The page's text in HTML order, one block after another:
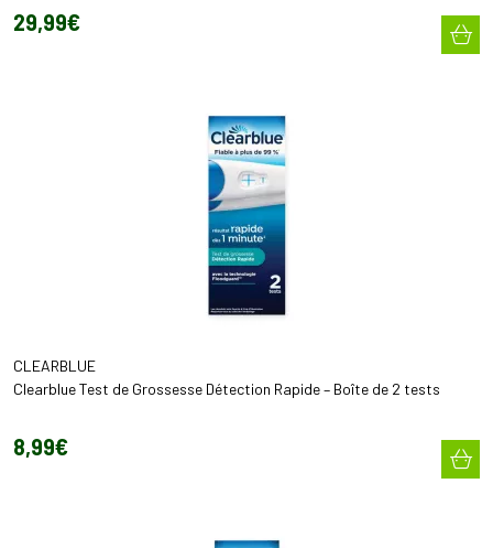
29,99€
CLEARBLUE
Clearblue Test de Grossesse Détection Rapide – Boîte de 2 tests
8,99€